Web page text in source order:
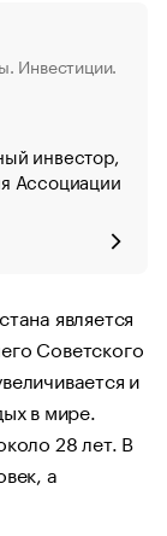
Инвестиции.
инвестор,
Ассоциации
является
Советского
и
в мире.
28 лет. В
а